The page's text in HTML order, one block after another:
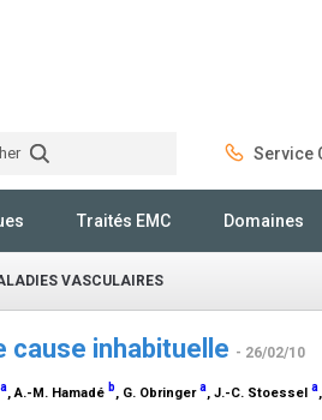
Service
Traités EMC Domaines
VASCULAIRES
cause inhabituelle - 26/02/10
a, A.-M. Hamadé b, G. Obringera, J.-C. Stoessel a